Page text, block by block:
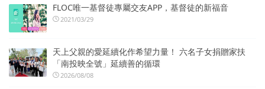
FLOC唯一基督徒專屬交友APP，基督徒的新福音
2021/03/29
天上父親的愛延續化作希望力量！ 六名子女捐贈家扶
「南投映全號」延續善的循環
2026/08/08